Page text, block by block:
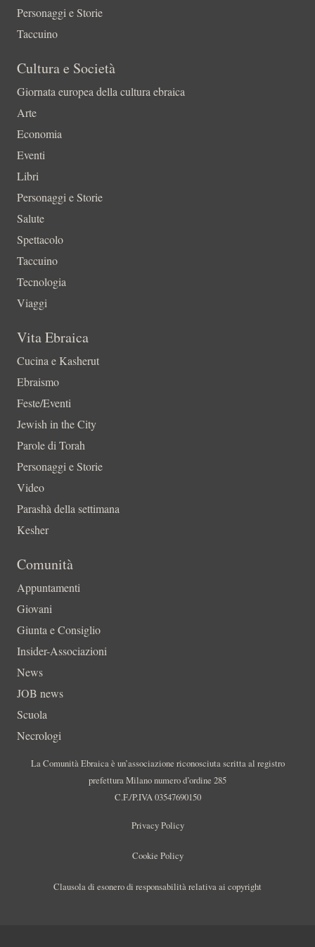
Personaggi e Storie
Taccuino
Cultura e Società
Giornata europea della cultura ebraica
Arte
Economia
Eventi
Libri
Personaggi e Storie
Salute
Spettacolo
Taccuino
Tecnologia
Viaggi
Vita Ebraica
Cucina e Kasherut
Ebraismo
Feste/Eventi
Jewish in the City
Parole di Torah
Personaggi e Storie
Video
Parashà della settimana
Kesher
Comunità
Appuntamenti
Giovani
Giunta e Consiglio
Insider-Associazioni
News
JOB news
Scuola
Necrologi
La Comunità Ebraica è un’associazione riconosciuta scritta al registro
prefettura Milano numero d’ordine 285
C.F./P.IVA 03547690150
Privacy Policy
Cookie Policy
Clausola di esonero di responsabilità relativa ai copyright